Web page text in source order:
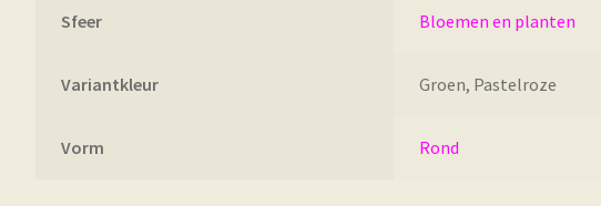
Sfeer Bloemen en planten
Variantkleur Groen, Pastelroze
Vorm Rond